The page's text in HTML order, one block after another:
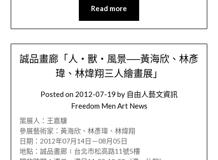
Read more
誠品畫廊「人‧獸‧風景──黃海欣、林彥
瑋、林煒翔三人繪畫展」
Posted on 2012-07-19 by 自由人藝文資訊
Freedom Men Art News
策展人：王嘉驥
參展藝術家：黃海欣、林彥瑋、林煒翔
日期：2012年07月14日－08月05日
地點：誠品畫廊∣台北市松高路11號5樓